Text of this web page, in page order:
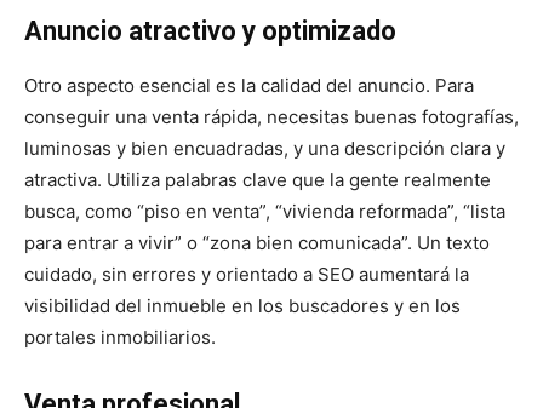
Anuncio atractivo y optimizado
Otro aspecto esencial es la calidad del anuncio. Para
conseguir una venta rápida, necesitas buenas fotografías,
luminosas y bien encuadradas, y una descripción clara y
atractiva. Utiliza palabras clave que la gente realmente
busca, como “piso en venta”, “vivienda reformada”, “lista
para entrar a vivir” o “zona bien comunicada”. Un texto
cuidado, sin errores y orientado a SEO aumentará la
visibilidad del inmueble en los buscadores y en los
portales inmobiliarios.